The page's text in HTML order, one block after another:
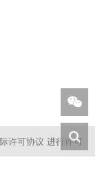
许可协议 进行许可